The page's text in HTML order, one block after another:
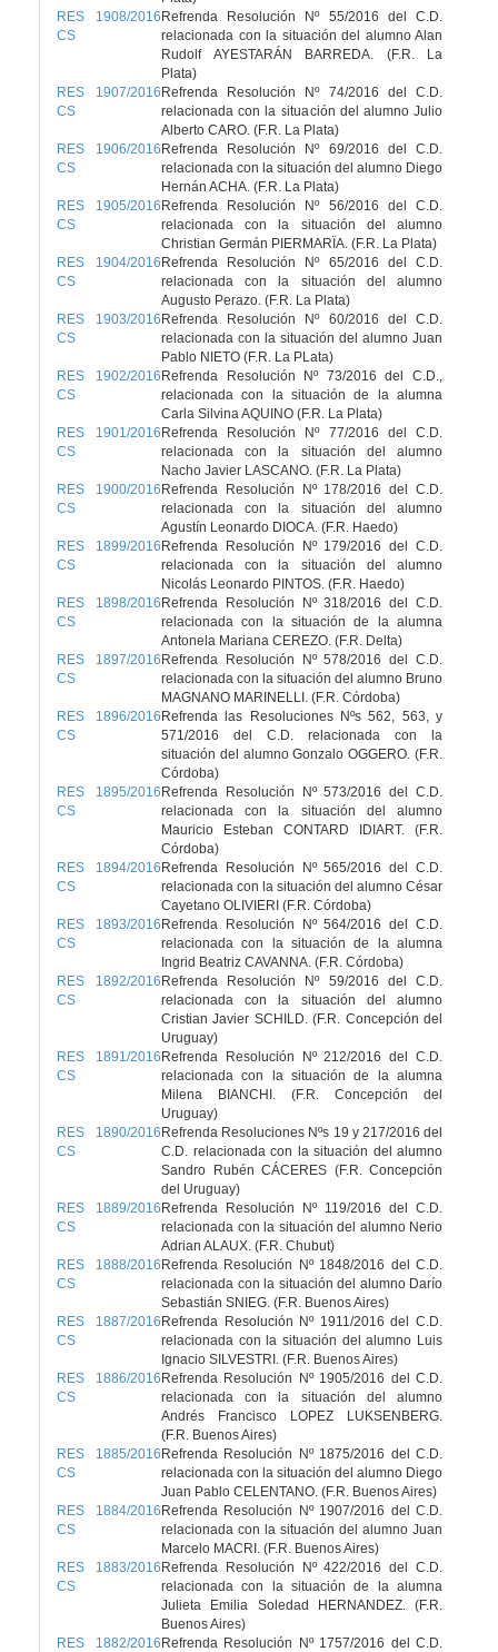
RES 1908/2016
CS
Refrenda Resolución Nº 55/2016 del C.D.
relacionada con la situación del alumno Alan
Rudolf AYESTARÁN BARREDA. (F.R. La
Plata)
RES 1907/2016
CS
Refrenda Resolución Nº 74/2016 del C.D.
relacionada con la situación del alumno Julio
Alberto CARO. (F.R. La Plata)
RES 1906/2016
CS
Refrenda Resolución Nº 69/2016 del C.D.
relacionada con la situación del alumno Diego
Hernán ACHA. (F.R. La Plata)
RES 1905/2016
CS
Refrenda Resolución Nº 56/2016 del C.D.
relacionada con la situación del alumno
Christian Germán PIERMARÏA. (F.R. La Plata)
RES 1904/2016
CS
Refrenda Resolución Nº 65/2016 del C.D.
relacionada con la situación del alumno
Augusto Perazo. (F.R. La Plata)
RES 1903/2016
CS
Refrenda Resolución Nº 60/2016 del C.D.
relacionada con la situación del alumno Juan
Pablo NIETO (F.R. La PLata)
RES 1902/2016
CS
Refrenda Resolución Nº 73/2016 del C.D.,
relacionada con la situación de la alumna
Carla Silvina AQUINO (F.R. La Plata)
RES 1901/2016
CS
Refrenda Resolución Nº 77/2016 del C.D.
relacionada con la situación del alumno
Nacho Javier LASCANO. (F.R. La Plata)
RES 1900/2016
CS
Refrenda Resolución Nº 178/2016 del C.D.
relacionada con la situación del alumno
Agustín Leonardo DIOCA. (F.R. Haedo)
RES 1899/2016
CS
Refrenda Resolución Nº 179/2016 del C.D.
relacionada con la situación del alumno
Nicolás Leonardo PINTOS. (F.R. Haedo)
RES 1898/2016
CS
Refrenda Resolución Nº 318/2016 del C.D.
relacionada con la situación de la alumna
Antonela Mariana CEREZO. (F.R. Delta)
RES 1897/2016
CS
Refrenda Resolución Nº 578/2016 del C.D.
relacionada con la situación del alumno Bruno
MAGNANO MARINELLI. (F.R. Córdoba)
RES 1896/2016
CS
Refrenda las Resoluciones Nºs 562, 563, y
571/2016 del C.D. relacionada con la
situación del alumno Gonzalo OGGERO. (F.R.
Córdoba)
RES 1895/2016
CS
Refrenda Resolución Nº 573/2016 del C.D.
relacionada con la situación del alumno
Mauricio Esteban CONTARD IDIART. (F.R.
Córdoba)
RES 1894/2016
CS
Refrenda Resolución Nº 565/2016 del C.D.
relacionada con la situación del alumno César
Cayetano OLIVIERI (F.R. Córdoba)
RES 1893/2016
CS
Refrenda Resolución Nº 564/2016 del C.D.
relacionada con la situación de la alumna
Ingrid Beatriz CAVANNA. (F.R. Córdoba)
RES 1892/2016
CS
Refrenda Resolución Nº 59/2016 del C.D.
relacionada con la situación del alumno
Cristian Javier SCHILD. (F.R. Concepción del
Uruguay)
RES 1891/2016
CS
Refrenda Resolución Nº 212/2016 del C.D.
relacionada con la situación de la alumna
Milena BIANCHI. (F.R. Concepción del
Uruguay)
RES 1890/2016
CS
Refrenda Resoluciones Nºs 19 y 217/2016 del
C.D. relacionada con la situación del alumno
Sandro Rubén CÁCERES (F.R. Concepción
del Uruguay)
RES 1889/2016
CS
Refrenda Resolución Nº 119/2016 del C.D.
relacionada con la situación del alumno Nerio
Adrian ALAUX. (F.R. Chubut)
RES 1888/2016
CS
Refrenda Resolución Nº 1848/2016 del C.D.
relacionada con la situación del alumno Darío
Sebastián SNIEG. (F.R. Buenos Aires)
RES 1887/2016
CS
Refrenda Resolución Nº 1911/2016 del C.D.
relacionada con la situación del alumno Luis
Ignacio SILVESTRI. (F.R. Buenos Aires)
RES 1886/2016
CS
Refrenda Resolución Nº 1905/2016 del C.D.
relacionada con la situación del alumno
Andrés Francisco LOPEZ LUKSENBERG.
(F.R. Buenos Aires)
RES 1885/2016
CS
Refrenda Resolución Nº 1875/2016 del C.D.
relacionada con la situación del alumno Diego
Juan Pablo CELENTANO. (F.R. Buenos Aires)
RES 1884/2016
CS
Refrenda Resolución Nº 1907/2016 del C.D.
relacionada con la situación del alumno Juan
Marcelo MACRI. (F.R. Buenos Aires)
RES 1883/2016
CS
Refrenda Resolución Nº 422/2016 del C.D.
relacionada con la situación de la alumna
Julieta Emilia Soledad HERNANDEZ. (F.R.
Buenos Aires)
RES 1882/2016 Refrenda Resolución Nº 1757/2016 del C.D.